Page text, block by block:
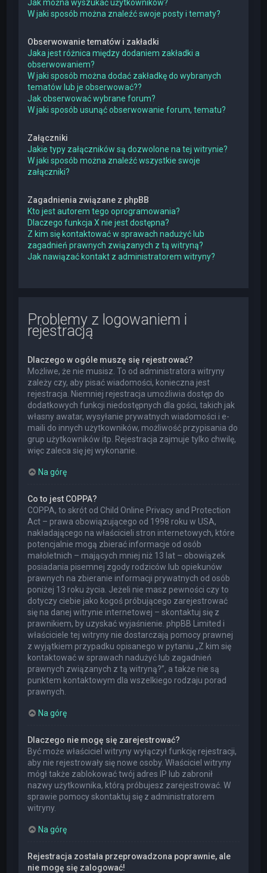
Jak można wyszukać użytkowników?
W jaki sposób można znaleźć swoje posty i tematy?
Obserwowanie tematów i zakładki
Jaka jest różnica między dodaniem zakładki a
obserwowaniem?
W jaki sposób można dodać zakładkę do wybranych
tematów lub je obserwować??
Jak obserwować wybrane forum?
W jaki sposób usunąć obserwowanie forum, tematu?
Załączniki
Jakie typy załączników są dozwolone na tej witrynie?
W jaki sposób można znaleźć wszystkie swoje
załączniki?
Zagadnienia związane z phpBB
Kto jest autorem tego oprogramowania?
Dlaczego funkcja X nie jest dostępna?
Z kim się kontaktować w sprawach nadużyć lub
zagadnień prawnych związanych z tą witryną?
Jak nawiązać kontakt z administratorem witryny?
Problemy z logowaniem i
rejestracją
Dlaczego w ogóle muszę się rejestrować?
Możliwe, że nie musisz. To od administratora witryny
zależy czy, aby pisać wiadomości, konieczna jest
rejestracja. Niemniej rejestracja umożliwia dostęp do
dodatkowych funkcji niedostępnych dla gości, takich jak
własny awatar, wysyłanie prywatnych wiadomości i e-
maili do innych użytkowników, możliwość przypisania do
grup użytkowników itp. Rejestracja zajmuje tylko chwilę,
więc zaleca się jej wykonanie.
Na górę
Co to jest COPPA?
COPPA, to skrót od Child Online Privacy and Protection
Act – prawa obowiązującego od 1998 roku w USA,
nakładającego na właścicieli stron internetowych, które
potencjalnie mogą zbierać informacje od osób
małoletnich – mających mniej niż 13 lat – obowiązek
posiadania pisemnej zgody rodziców lub opiekunów
prawnych na zbieranie informacji prywatnych od osób
poniżej 13 roku życia. Jeżeli nie masz pewności czy to
dotyczy ciebie jako kogoś próbującego zarejestrować
się na danej witrynie internetowej – skontaktuj się z
prawnikiem, by uzyskać wyjaśnienie. phpBB Limited i
właściciele tej witryny nie dostarczają pomocy prawnej
z wyjątkiem przypadku opisanego w pytaniu „Z kim się
kontaktować w sprawach nadużyć lub zagadnień
prawnych związanych z tą witryną?”, a także nie są
punktem kontaktowym dla wszelkiego rodzaju porad
prawnych.
Na górę
Dlaczego nie mogę się zarejestrować?
Być może właściciel witryny wyłączył funkcję rejestracji,
aby nie rejestrowały się nowe osoby. Właściciel witryny
mógł także zablokować twój adres IP lub zabronił
nazwy użytkownika, którą próbujesz zarejestrować. W
sprawie pomocy skontaktuj się z administratorem
witryny.
Na górę
Rejestracja została przeprowadzona poprawnie, ale
nie mogę się zalogować!